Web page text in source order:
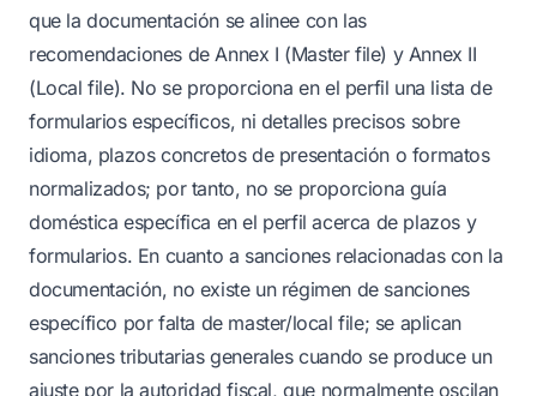
que la documentación se alinee con las
recomendaciones de Annex I (Master file) y Annex II
(Local file). No se proporciona en el perfil una lista de
formularios específicos, ni detalles precisos sobre
idioma, plazos concretos de presentación o formatos
normalizados; por tanto, no se proporciona guía
doméstica específica en el perfil acerca de plazos y
formularios. En cuanto a sanciones relacionadas con la
documentación, no existe un régimen de sanciones
específico por falta de master/local file; se aplican
sanciones tributarias generales cuando se produce un
ajuste por la autoridad fiscal, que normalmente oscilan